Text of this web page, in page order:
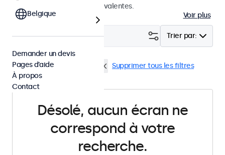
d'options de connexion polyvalentes.
Voir plus
Trier par:
Filtrer (0)
Bureau Haute luminosité Supprimer tous les filtres
Désolé, aucun écran ne
correspond à votre
recherche.
Belgique
Demander un devis
Pages d’aide
À propos
Contact